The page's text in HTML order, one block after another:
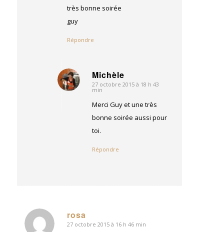
très bonne soirée
guy
Répondre
Michèle
dit
27 octobre 2015 à 18 h 43
min
Merci Guy et une très
bonne soirée aussi pour
toi.
Répondre
rosa
dit
27 octobre 2015 à 16 h 46 min